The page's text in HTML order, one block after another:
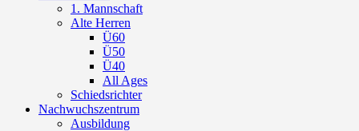
1. Mannschaft
Alte Herren
Ü60
Ü50
Ü40
All Ages
Schiedsrichter
Nachwuchszentrum
Ausbildung